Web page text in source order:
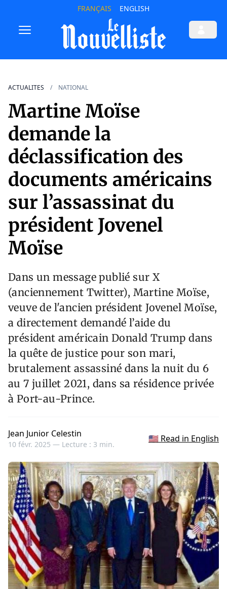
FRANÇAIS ENGLISH
ACTUALITES NATIONAL
Martine Moïse
demande la
déclassification des
documents américains
sur l’assassinat du
président Jovenel
Moïse
Dans un message publié sur X
(anciennement Twitter), Martine Moïse,
veuve de l'ancien président Jovenel Moïse,
a directement demandé l’aide du
président américain Donald Trump dans
la quête de justice pour son mari,
brutalement assassiné dans la nuit du 6
au 7 juillet 2021, dans sa résidence privée
à Port-au-Prince.
Jean Junior Celestin
10 févr. 2025 — Lecture : 3 min.
🇺🇸 Read in English